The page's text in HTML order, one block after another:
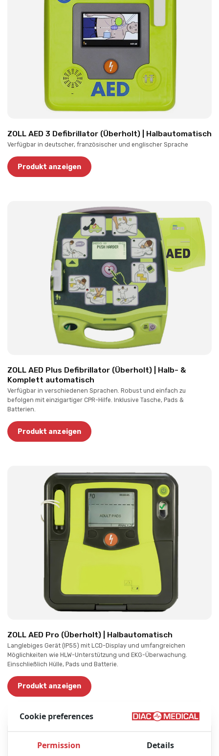
ZOLL AED 3 Defibrillator (Überholt) | Halbautomatisch
Verfügbar in deutscher, französischer und englischer Sprache
Produkt anzeigen
ZOLL AED Plus Defibrillator (Überholt) | Halb- &
Komplett automatisch
Verfügbar in verschiedenen Sprachen. Robust und einfach zu
befolgen mit einzigartiger CPR-Hilfe. Inklusive Tasche, Pads &
Batterien.
Produkt anzeigen
ZOLL AED Pro (Überholt) | Halbautomatisch
Langlebiges Gerät (IP55) mit LCD-Display und umfangreichen
Möglichkeiten wie HLW-Unterstützung und EKG-Überwachung.
Einschließlich Hülle, Pads und Batterie.
Produkt anzeigen
Cookie preferences
Permission Details